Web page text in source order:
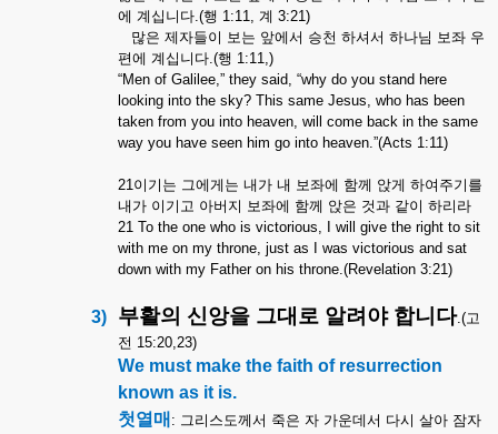
에 계십니다.(행 1:11, 계 3:21)
많은 제자들이 보는 앞에서 승천 하셔서 하나님 보좌 우
편에 계십니다.(행 1:11,)
“Men of Galilee,” they said, “why do you stand here
looking into the sky? This same Jesus, who has been
taken from you into heaven, will come back in the same
way you have seen him go into heaven.”(Acts 1:11)
21이기는 그에게는 내가 내 보좌에 함께 앉게 하여주기를
내가 이기고 아버지 보좌에 함께 앉은 것과 같이 하리라
21 To the one who is victorious, I will give the right to sit
with me on my throne, just as I was victorious and sat
down with my Father on his throne.(Revelation 3:21)
3) 부활의 신앙을 그대로 알려야 합니다.(고
전 15:20,23)
We must make the faith of resurrection
known as it is.
첫열매 : 그리스도께서 죽은 자 가운데서 다시 살아 잠자